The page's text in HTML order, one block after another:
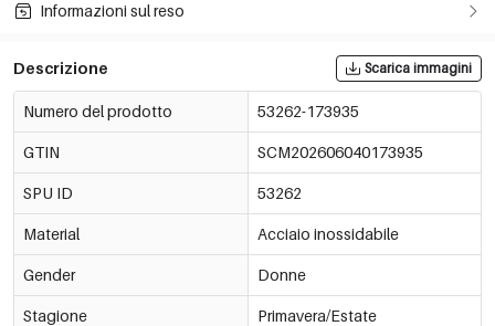
Informazioni sul reso
Descrizione Scarica immagini
Numero del prodotto 53262-173935
GTIN SCM202606040173935
SPU ID 53262
Material Acciaio inossidabile
Gender Donne
Stagione Primavera/Estate